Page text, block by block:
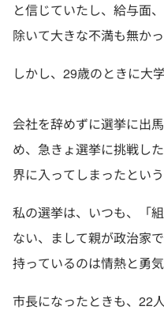
と信じていたし、給与面
除いて大きな不満も無かっ
しかし、29歳のときに大
会社を辞めずに選挙に出
め、急きょ選挙に挑戦し
界に入ってしまったとい
私の選挙は、いつも、「
ない、まして親が政治家
持っているのは情熱と勇
市長になったときも、22